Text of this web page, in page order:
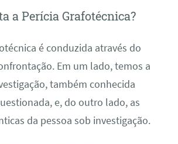
a Perícia Grafotécnica?
é conduzida através do
Em um lado, temos a
também conhecida
e, do outro lado, as
da pessoa sob investigação.